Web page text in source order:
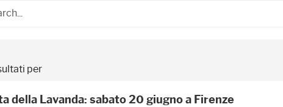
per
della Lavanda: sabato 20 giugno a Firenze